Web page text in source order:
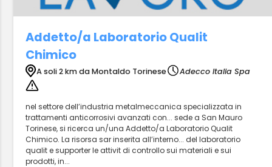
Addetto/a Laboratorio Qualit
Chimico
A soli 2 km da Montaldo Torinese Adecco Italia Spa
nel settore dell’industria metalmeccanica specializzata in
trattamenti anticorrosivi avanzati con... sede a San Mauro
Torinese, si ricerca un/una Addetto/a Laboratorio Qualit
Chimico. La risorsa sar inserita all’interno... del laboratorio
qualit e supporter le attivit di controllo sui materiali e sui
prodotti, in...